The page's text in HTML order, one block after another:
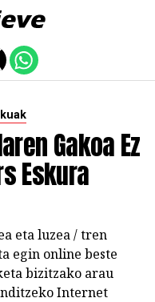
Gakoa Ez
Eskura
eta luzea / tren
egin online beste
bizitzako arau
Internet